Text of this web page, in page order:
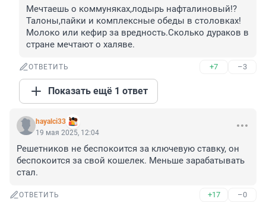
Мечтаешь о коммуняках,лодырь нафталиновый!?
Талоны,пайки и комплексные обеды в столовках!
Молоко или кефир за вредность.Сколько дураков в
стране мечтают о халяве.
ОТВЕТИТЬ +7 –3
Показать ещё 1 ответ
hayalci33
19 мая 2025, 12:04
Решетников не беспокоится за ключевую ставку, он
беспокоится за свой кошелек. Меньше зарабатывать
стал.
ОТВЕТИТЬ +17 –0